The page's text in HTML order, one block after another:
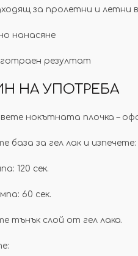
за пролетни и летни
нанасяне
резултат
НА УПОТРЕБА
нокътната плочка –
база за гел лак и изпечете:
120 сек.
60 сек.
тънък слой от гел лака.